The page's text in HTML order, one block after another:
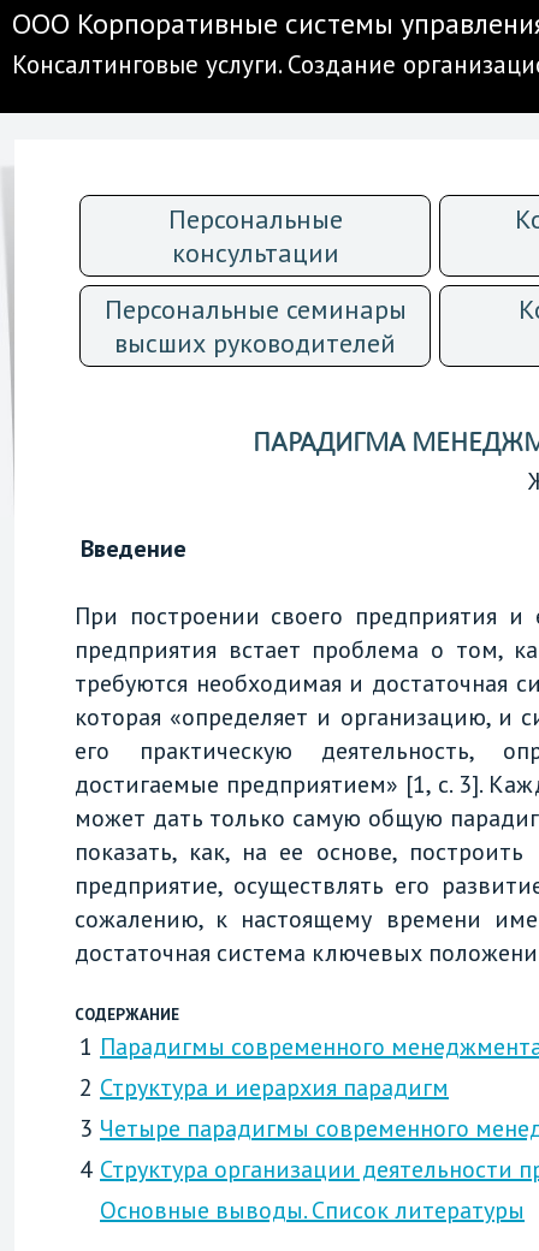
ООО Корпоративные системы
Консалтинговые услуги. Создание
Персональные
консультации
Персональные семинары
высших руководителей
ПАРАДИГМА
Введение
При построении своего предприятия
предприятия встает проблема о том,
требуются необходимая и достаточная
которая «определяет и организацию, и
его практическую деятельность,
достигаемые предприятием» [1, с. 3].
может дать только самую общую
показать, как, на ее основе,
предприятие, осуществлять его
сожалению, к настоящему времени
достаточная система ключевых
СОДЕРЖАНИЕ
1 Парадигмы современного
2 Структура и иерархия парадигм
3 Четыре парадигмы современного
4 Структура организации деятельности
Основные выводы. Список литературы